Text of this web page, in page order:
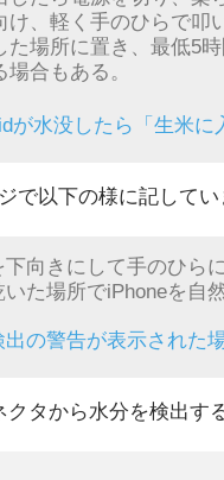
、軽く手のひらで叩
た場所に置き、最低5
合もある。
が水没したら「生米
で以下の様に記してい
向きにして手のひら
た場所でiPhoneを自
出の警告が表示された
タから水分を検出す